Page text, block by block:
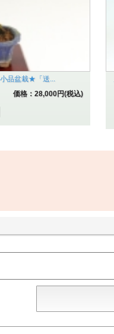
品盆栽★「送...
価格：28,000円(税込)